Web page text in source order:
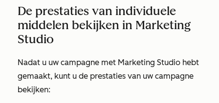
De prestaties van individuele
middelen bekijken in Marketing
Studio
Nadat u uw campagne met Marketing Studio hebt
gemaakt, kunt u de prestaties van uw campagne
bekijken: